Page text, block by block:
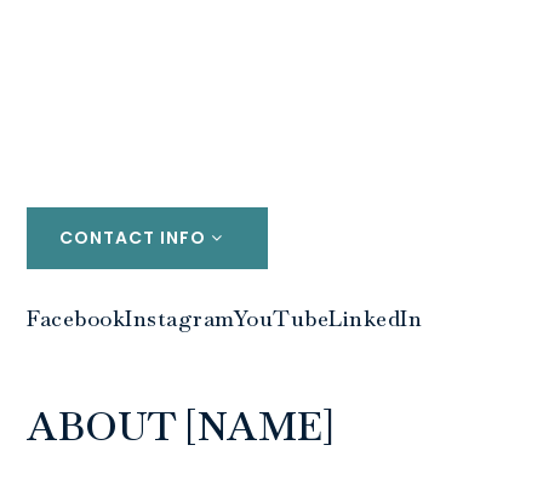
CONTACT INFO
FacebookInstagramYouTubeLinkedIn
ABOUT [NAME]